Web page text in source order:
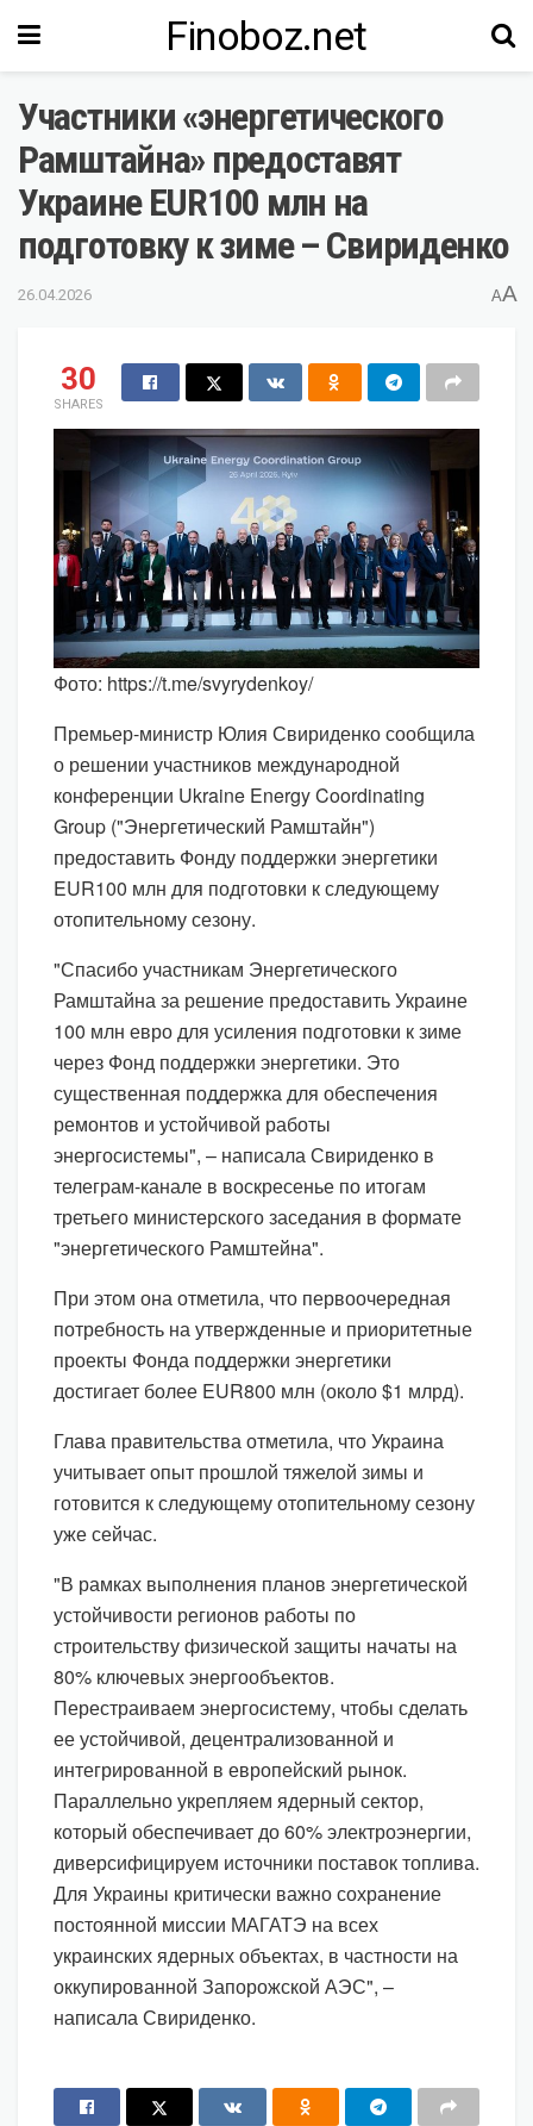
Finoboz.net
Участники «энергетического
Рамштайна» предоставят
Украине EUR100 млн на
подготовку к зиме – Свириденко
26.04.2026 AA
30
SHARES
Фото: https://t.me/svyrydenkoy/
Премьер-министр Юлия Свириденко сообщила
о решении участников международной
конференции Ukraine Energy Coordinating
Group ("Энергетический Рамштайн")
предоставить Фонду поддержки энергетики
EUR100 млн для подготовки к следующему
отопительному сезону.
"Спасибо участникам Энергетического
Рамштайна за решение предоставить Украине
100 млн евро для усиления подготовки к зиме
через Фонд поддержки энергетики. Это
существенная поддержка для обеспечения
ремонтов и устойчивой работы
энергосистемы", – написала Свириденко в
телеграм-канале в воскресенье по итогам
третьего министерского заседания в формате
"энергетического Рамштейна".
При этом она отметила, что первоочередная
потребность на утвержденные и приоритетные
проекты Фонда поддержки энергетики
достигает более EUR800 млн (около $1 млрд).
Глава правительства отметила, что Украина
учитывает опыт прошлой тяжелой зимы и
готовится к следующему отопительному сезону
уже сейчас.
"В рамках выполнения планов энергетической
устойчивости регионов работы по
строительству физической защиты начаты на
80% ключевых энергообъектов.
Перестраиваем энергосистему, чтобы сделать
ее устойчивой, децентрализованной и
интегрированной в европейский рынок.
Параллельно укрепляем ядерный сектор,
который обеспечивает до 60% электроэнергии,
диверсифицируем источники поставок топлива.
Для Украины критически важно сохранение
постоянной миссии МАГАТЭ на всех
украинских ядерных объектах, в частности на
оккупированной Запорожской АЭС", –
написала Свириденко.